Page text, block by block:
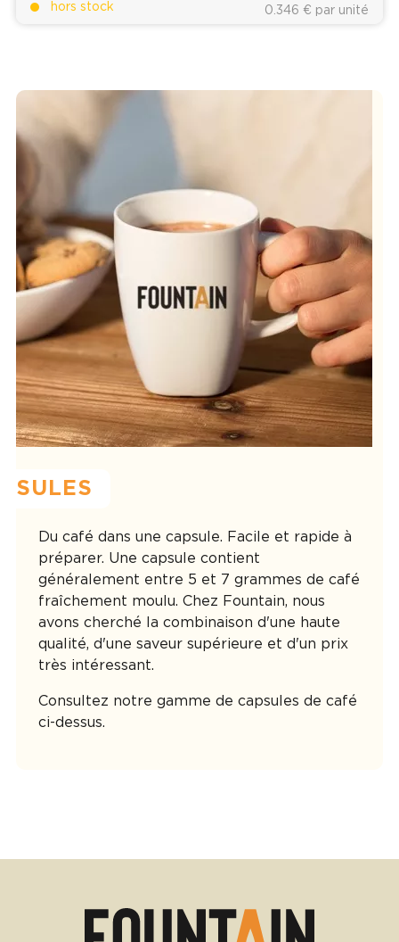
hors stock 0.346 € par unité
Du café dans une capsule. Facile et rapide à
préparer. Une capsule contient
généralement entre 5 et 7 grammes de café
fraîchement moulu. Chez Fountain, nous
avons cherché la combinaison d'une haute
qualité, d'une saveur supérieure et d'un prix
très intéressant.
Consultez notre gamme de capsules de café
ci-dessus.